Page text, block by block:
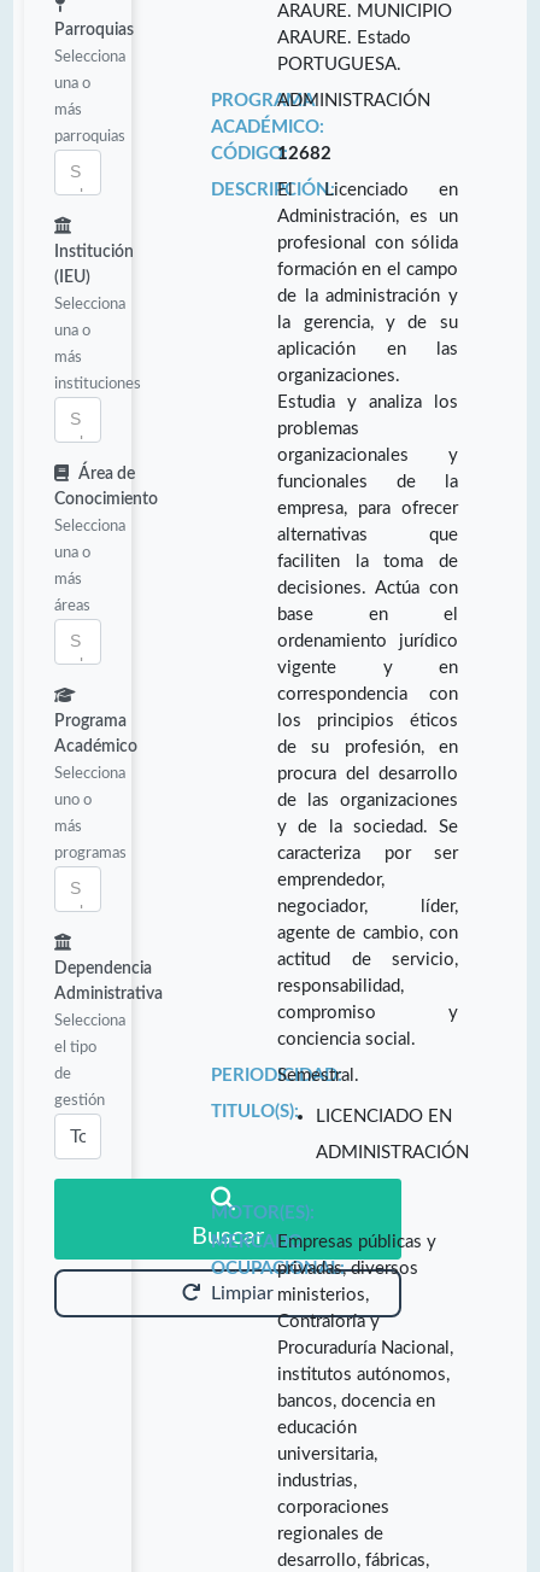
Parroquias
Selecciona
una o
más
parroquias
Institución
(IEU)
Selecciona
una o
más
instituciones
Área de
Conocimiento
Selecciona
una o
más
áreas
Programa
Académico
Selecciona
uno o
más
programas
Dependencia
Administrativa
Selecciona
el tipo
de
gestión
Buscar
Limpiar
ARAURE. MUNICIPIO
ARAURE. Estado
PORTUGUESA.
PROGRAMA
ACADÉMICO:
ADMINISTRACIÓN
CÓDIGO:12682
DESCRIPCIÓN:El Licenciado en
Administración, es un
profesional con sólida
formación en el campo
de la administración y
la gerencia, y de su
aplicación en las
organizaciones.
Estudia y analiza los
problemas
organizacionales y
funcionales de la
empresa, para ofrecer
alternativas que
faciliten la toma de
decisiones. Actúa con
base en el
ordenamiento jurídico
vigente y en
correspondencia con
los principios éticos
de su profesión, en
procura del desarrollo
de las organizaciones
y de la sociedad. Se
caracteriza por ser
emprendedor,
negociador, líder,
agente de cambio, con
actitud de servicio,
responsabilidad,
compromiso y
conciencia social.
PERIODICIDAD:
Semestral.
TITULO(S):
LICENCIADO EN
ADMINISTRACIÓN
MOTOR(ES):
MERCADO
OCUPACIONAL:
Empresas públicas y
privadas, diversos
ministerios,
Contraloría y
Procuraduría Nacional,
institutos autónomos,
bancos, docencia en
educación
universitaria,
industrias,
corporaciones
regionales de
desarrollo, fábricas,